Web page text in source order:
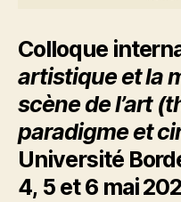
Colloque
artistique et la
scène de l’art
paradigme et
Université
4, 5 et 6 mai